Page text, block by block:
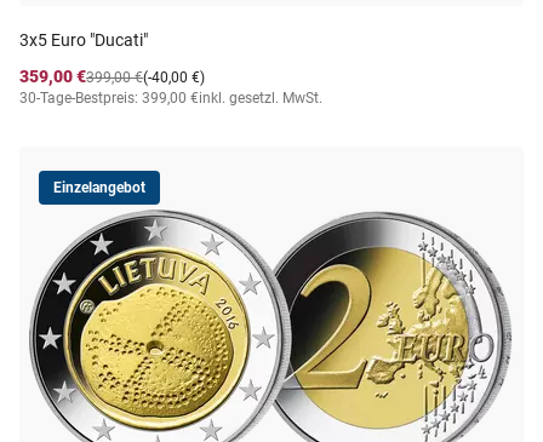
3x5 Euro "Ducati"
359,00 €
(-40,00 €)
399,00 €
30-Tage-Bestpreis: 399,00 €inkl. gesetzl. MwSt.
Einzelangebot